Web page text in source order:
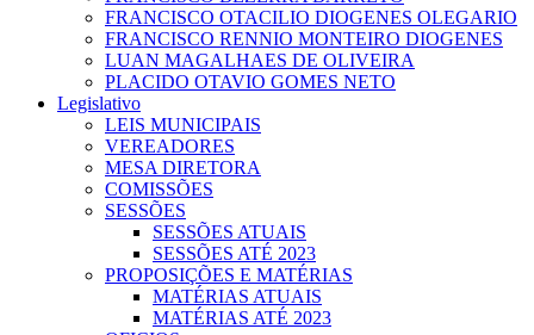
FRANCISCO OTACILIO DIOGENES OLEGARIO
FRANCISCO RENNIO MONTEIRO DIOGENES
LUAN MAGALHAES DE OLIVEIRA
PLACIDO OTAVIO GOMES NETO
Legislativo
LEIS MUNICIPAIS
VEREADORES
MESA DIRETORA
COMISSÕES
SESSÕES
SESSÕES ATUAIS
SESSÕES ATÉ 2023
PROPOSIÇÕES E MATÉRIAS
MATÉRIAS ATUAIS
MATÉRIAS ATÉ 2023